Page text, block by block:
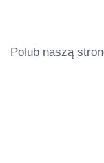
Polub naszą